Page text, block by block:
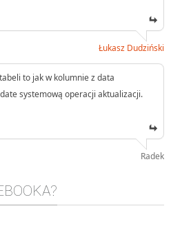
Łukasz Dudziński
to jak w kolumnie z data
systemową operacji aktualizacji.
Radek